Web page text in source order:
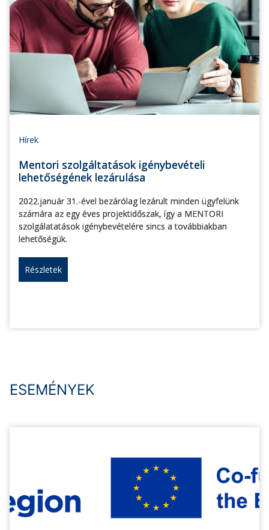
Hírek
Mentori szolgáltatások igénybevételi
lehetőségének lezárulása
2022.január 31.-ével bezárólag lezárult minden ügyfelünk
számára az egy éves projektidőszak, így a MENTORI
szolgálatatások igénybevételére sincs a továbbiakban
lehetőségük.
Részletek
ESEMÉNYEK